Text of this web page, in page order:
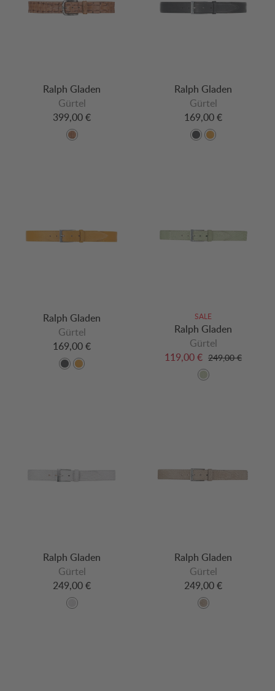
Ralph Gladen
Gürtel
399,00 €
Ralph Gladen
Gürtel
169,00 €
Ralph Gladen
Gürtel
169,00 €
SALE
Ralph Gladen
Gürtel
119,00 € 249,00 €
Ralph Gladen
Gürtel
249,00 €
Ralph Gladen
Gürtel
249,00 €